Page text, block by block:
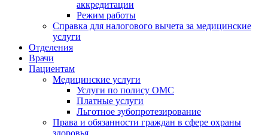
аккредитации
Режим работы
Справка для налогового вычета за медицинские
услуги
Отделения
Врачи
Пациентам
Медицинские услуги
Услуги по полису ОМС
Платные услуги
Льготное зубопротезирование
Права и обязанности граждан в сфере охраны
здоровья